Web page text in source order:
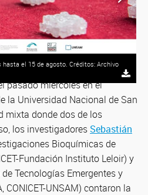
el 15 de agosto. Créditos: Archivo
pasado miércoles en el
la Universidad Nacional de San
mixta donde dos de los
los investigadores Sebastián
Bioquímicas de
Fundación Instituto Leloir) y
Tecnologías Emergentes y
CONICET-UNSAM) contaron la